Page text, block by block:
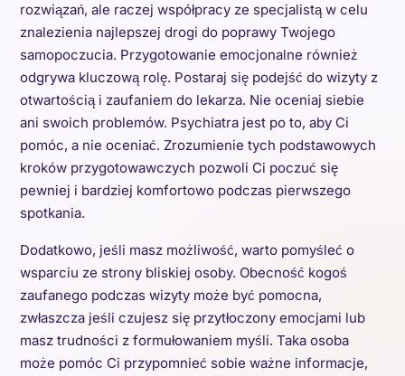
rozwiązań, ale raczej współpracy ze specjalistą w celu
znalezienia najlepszej drogi do poprawy Twojego
samopoczucia. Przygotowanie emocjonalne również
odgrywa kluczową rolę. Postaraj się podejść do wizyty z
otwartością i zaufaniem do lekarza. Nie oceniaj siebie
ani swoich problemów. Psychiatra jest po to, aby Ci
pomóc, a nie oceniać. Zrozumienie tych podstawowych
kroków przygotowawczych pozwoli Ci poczuć się
pewniej i bardziej komfortowo podczas pierwszego
spotkania.
Dodatkowo, jeśli masz możliwość, warto pomyśleć o
wsparciu ze strony bliskiej osoby. Obecność kogoś
zaufanego podczas wizyty może być pomocna,
zwłaszcza jeśli czujesz się przytłoczony emocjami lub
masz trudności z formułowaniem myśli. Taka osoba
może pomóc Ci przypomnieć sobie ważne informacje,